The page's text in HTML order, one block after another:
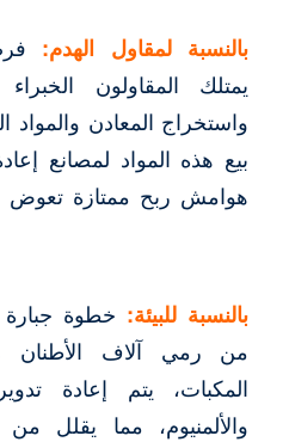
بالنسبة لمقاول الهدم:
يمتلك المقاولون
واستخراج المعادن والمواد
بيع هذه المواد لمصانع
هوامش ربح ممتازة تعوض
بالنسبة للبيئة: خطوة جبارة
من رمي آلاف
المكبات، يتم إعادة
والألمنيوم، مما يقلل من